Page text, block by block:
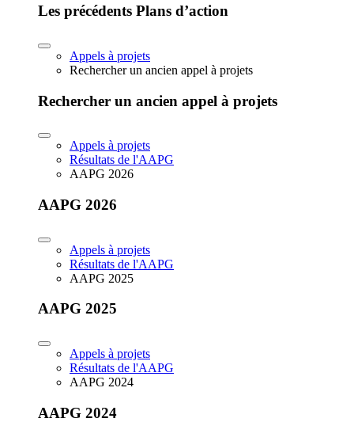
Les précédents Plans d’action
Appels à projets
Rechercher un ancien appel à projets
Rechercher un ancien appel à projets
Appels à projets
Résultats de l'AAPG
AAPG 2026
AAPG 2026
Appels à projets
Résultats de l'AAPG
AAPG 2025
AAPG 2025
Appels à projets
Résultats de l'AAPG
AAPG 2024
AAPG 2024